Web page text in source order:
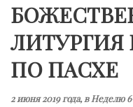
ПО ПАСХЕ
2 июня 2019 года, в Неделю